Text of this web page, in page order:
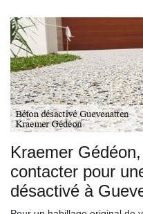
Kraemer
contacter pour
désactivé à